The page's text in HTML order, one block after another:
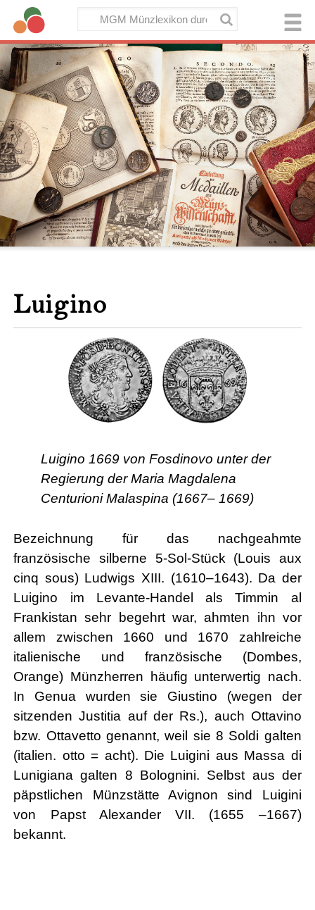
Luigino
Luigino 1669 von Fosdinovo unter der
Regierung der Maria Magdalena
Centurioni Malaspina (1667– 1669)
Bezeichnung für das nachgeahmte
französische silberne 5-Sol-Stück (Louis aux
cinq sous) Ludwigs XIII. (1610–1643). Da der
Luigino im Levante-Handel als Timmin al
Frankistan sehr begehrt war, ahmten ihn vor
allem zwischen 1660 und 1670 zahlreiche
italienische und französische (Dombes,
Orange) Münzherren häufig unterwertig nach.
In Genua wurden sie Giustino (wegen der
sitzenden Justitia auf der Rs.), auch Ottavino
bzw. Ottavetto genannt, weil sie 8 Soldi galten
(italien. otto = acht). Die Luigini aus Massa di
Lunigiana galten 8 Bolognini. Selbst aus der
päpstlichen Münzstätte Avignon sind Luigini
von Papst Alexander VII. (1655 –1667)
bekannt.